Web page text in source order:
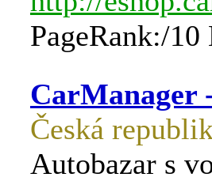
PageRank:/
CarManager
Česká
Autobazar s